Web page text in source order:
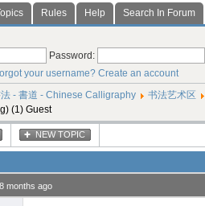
Rules Help
Search In Forum
Password:
your username? Create an account
- 書道 - Chinese Calligraphy
书法艺术区
(1) Guest
NEW TOPIC
months ago